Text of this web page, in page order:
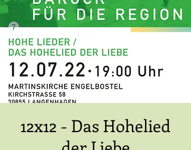
12x12 - Das Hohelied